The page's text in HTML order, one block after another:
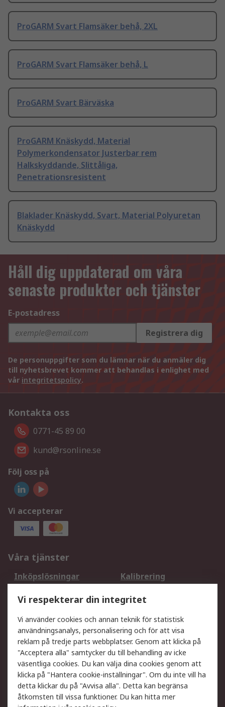
ProGARM Svart Flamsäker behå, 2XL
ProGARM Svart Flamsäker behå, L
ProGARM Svart Bärväska
ProGARM Knäskydd, Material
Polymerkondensator Justerbar rem
Halkskyddande, Slittåliga,
Penetrationsresistent
Blaklader Knäskydd, Svart, Material Polyuretan
Knäskydd
Håll dig uppdaterad om våra
senaste produkter och tjänster
E-postadress
Registrera dig
De personuppgifter som du lämnar när du anmäler dig
till nyhetsbrevet kommer att behandlas i enlighet med
vår integritetspolicy.
Kontakta oss
0771-45 89 00
kund@rsonline.se
Följ oss på
Vi accepterar
Våra tjänster
Inköpslösningar
Kalibrering
DesignSpark
Teknisk Support
Ditt lokala säljteam
Exportlösningar
Support
Få hjälp
Retur av varor
Leverans
Spåra din order
Begär en fakturakopi
Fördelar med RS-konto
Vi respekterar din integritet
Vi använder cookies och annan teknik för statistisk
användningsanalys, personalisering och för att visa
reklam på tredje parts webbplatser. Genom att klicka på
"Acceptera alla" samtycker du till behandling av icke
väsentliga cookies. Du kan välja dina cookies genom att
klicka på "Hantera cookie-inställningar". Om du inte vill ha
detta klickar du på "Avvisa alla". Detta kan begränsa
åtkomsten till vissa funktioner. Du kan hitta mer